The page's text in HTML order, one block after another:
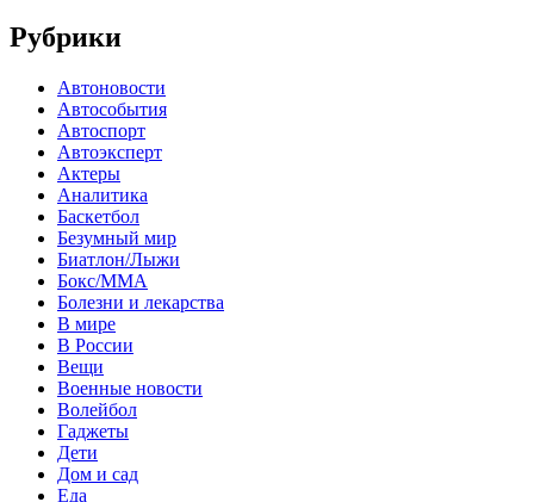
Рубрики
Автоновости
Автособытия
Автоспорт
Автоэксперт
Актеры
Аналитика
Баскетбол
Безумный мир
Биатлон/Лыжи
Бокс/MMA
Болезни и лекарства
В мире
В России
Вещи
Военные новости
Волейбол
Гаджеты
Дети
Дом и сад
Еда